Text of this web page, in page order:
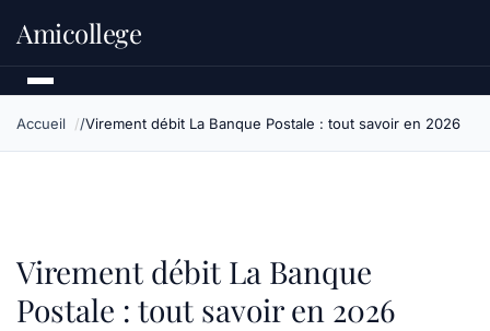
Amicollege
Accueil Virement débit La Banque Postale : tout savoir en 2026
Virement débit La Banque
Postale : tout savoir en 2026